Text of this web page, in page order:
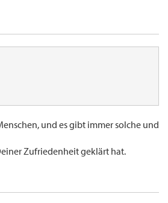
und es gibt immer solche und
Zufriedenheit geklärt hat.